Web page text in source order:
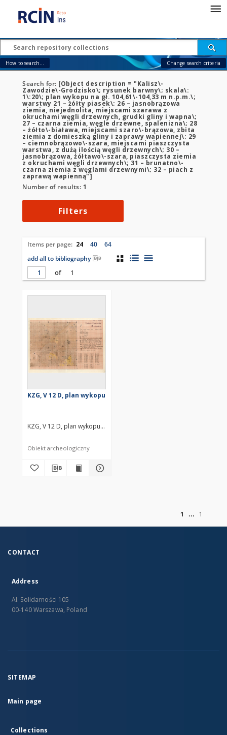
How to search... Change search criteria
Search for: [Object description = "Kalisz\-
Zawodzie\-Grodzisko\; rysunek barwny\; skala\:
1\:20\; plan wykopu na gł. 104,61\-104,33 m n.p.m.\;
warstwy 21 – żółty piasek\; 26 – jasnobrązowa
ziemia, niejednolita, miejscami szarawa z
okruchami węgli drzewnych, grudki gliny i wapna\;
27 – czarna ziemia, węgle drzewne, spalenizna\; 28
– żółto\-biaława, miejscami szaro\-brązowa, zbita
ziemia z domieszką gliny i zaprawy wapiennej\; 29
– ciemnobrązowo\-szara, miejscami piaszczysta
warstwa, z dużą ilością węgli drzewnych\; 30 –
jasnobrązowa, żółtawo\-szara, piaszczysta ziemia
z okruchami węgli drzewnych\; 31 – brunatno\-
czarna ziemia z węglami drzewnymi\; 32 – piach z
zaprawą wapienną"]
Number of results: 1
Filters
Items per page: 24 40
64
add all to bibliography
of
1
KZG, V 12 D, plan wykopu
KZG, V 12 D, plan wykopu średniowiecze wczesne
Obiekt archeologiczny
1
1
CONTACT
Address
Al. Solidarności 105
00-140 Warszawa, Poland
SITEMAP
Main page
Collections